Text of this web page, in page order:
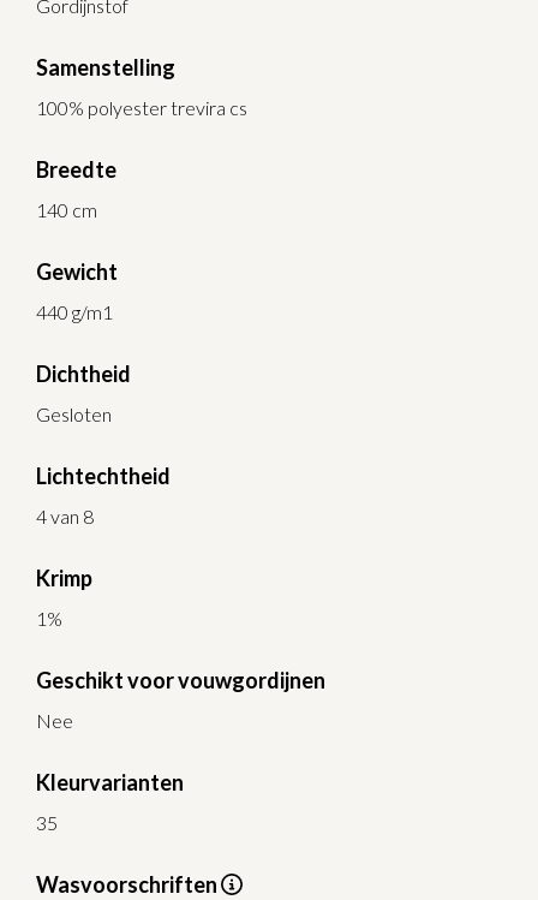
Gordijnstof
Samenstelling
100% polyester trevira cs
Breedte
140 cm
Gewicht
440 g/m1
Dichtheid
Gesloten
Lichtechtheid
4 van 8
Krimp
1%
Geschikt voor vouwgordijnen
Nee
Kleurvarianten
35
Wasvoorschriften